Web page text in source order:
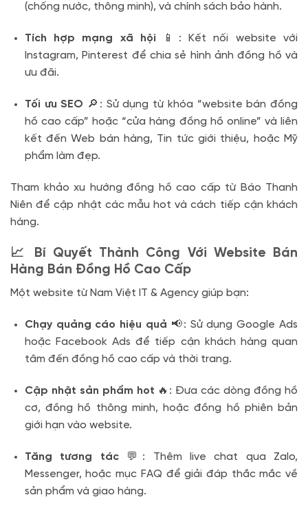
(chống nước, thông minh), và chính sách bảo hành.
Tích hợp mạng xã hội 📱: Kết nối website với
Instagram, Pinterest để chia sẻ hình ảnh đồng hồ và
ưu đãi.
Tối ưu SEO 🔎: Sử dụng từ khóa “website bán đồng
hồ cao cấp” hoặc “cửa hàng đồng hồ online” và liên
kết đến Web bán hàng, Tin tức giới thiệu, hoặc Mỹ
phẩm làm đẹp.
Tham khảo xu hướng đồng hồ cao cấp từ Báo Thanh
Niên để cập nhật các mẫu hot và cách tiếp cận khách
hàng.
📈 Bí Quyết Thành Công Với Website Bán
Hàng Bán Đồng Hồ Cao Cấp
Một website từ Nam Việt IT & Agency giúp bạn:
Chạy quảng cáo hiệu quả 📢: Sử dụng Google Ads
hoặc Facebook Ads để tiếp cận khách hàng quan
tâm đến đồng hồ cao cấp và thời trang.
Cập nhật sản phẩm hot 🔥: Đưa các dòng đồng hồ
cơ, đồng hồ thông minh, hoặc đồng hồ phiên bản
giới hạn vào website.
Tăng tương tác💬: Thêm live chat qua Zalo,
Messenger, hoặc mục FAQ để giải đáp thắc mắc về
sản phẩm và giao hàng.